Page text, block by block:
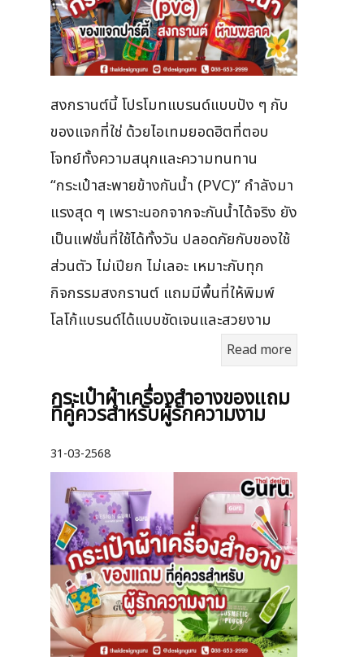
สงกรานต์นี้ โปรโมทแบรนด์แบบปัง ๆ กับ
ของแจกที่ใช่ ด้วยไอเทมยอดฮิตที่ตอบ
โจทย์ทั้งความสนุกและความทนทาน
“กระเป๋าสะพายข้างกันน้ำ (PVC)” กำลังมา
แรงสุด ๆ เพราะนอกจากจะกันน้ำได้จริง ยัง
เป็นแฟชั่นที่ใช้ได้ทั้งวัน ปลอดภัยกับของใช้
ส่วนตัว ไม่เปียก ไม่เลอะ เหมาะกับทุก
กิจกรรมสงกรานต์ แถมมีพื้นที่ให้พิมพ์
โลโก้แบรนด์ได้แบบชัดเจนและสวยงาม
Read more
กระเป๋าผ้าเครื่องสําอางของแถม
ที่คู่ควรสำหรับผู้รักความงาม
31-03-2568